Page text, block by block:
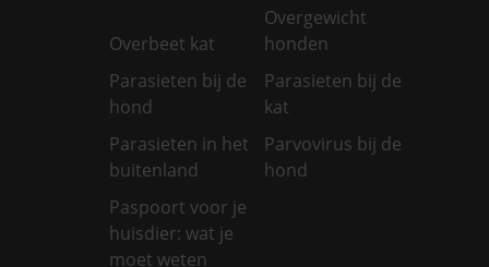
Overbeet kat
Overgewicht
honden
Parasieten bij de
hond
Parasieten bij de
kat
Parasieten in het
buitenland
Parvovirus bij de
hond
Paspoort voor je
huisdier: wat je
moet weten